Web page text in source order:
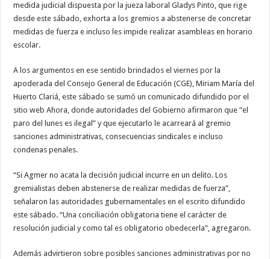
medida judicial dispuesta por la jueza laboral Gladys Pinto, que rige
desde este sábado, exhorta a los gremios a abstenerse de concretar
medidas de fuerza e incluso les impide realizar asambleas en horario
escolar.
A los argumentos en ese sentido brindados el viernes por la
apoderada del Consejo General de Educación (CGE), Miriam María del
Huerto Clariá, este sábado se sumó un comunicado difundido por el
sitio web Ahora, donde autoridades del Gobierno afirmaron que “el
paro del lunes es ilegal” y que ejecutarlo le acarreará al gremio
sanciones administrativas, consecuencias sindicales e incluso
condenas penales.
“Si Agmer no acata la decisión judicial incurre en un delito. Los
gremialistas deben abstenerse de realizar medidas de fuerza”,
señalaron las autoridades gubernamentales en el escrito difundido
este sábado. “Una conciliación obligatoria tiene el carácter de
resolución judicial y como tal es obligatorio obedecerla”, agregaron.
Además advirtieron sobre posibles sanciones administrativas por no